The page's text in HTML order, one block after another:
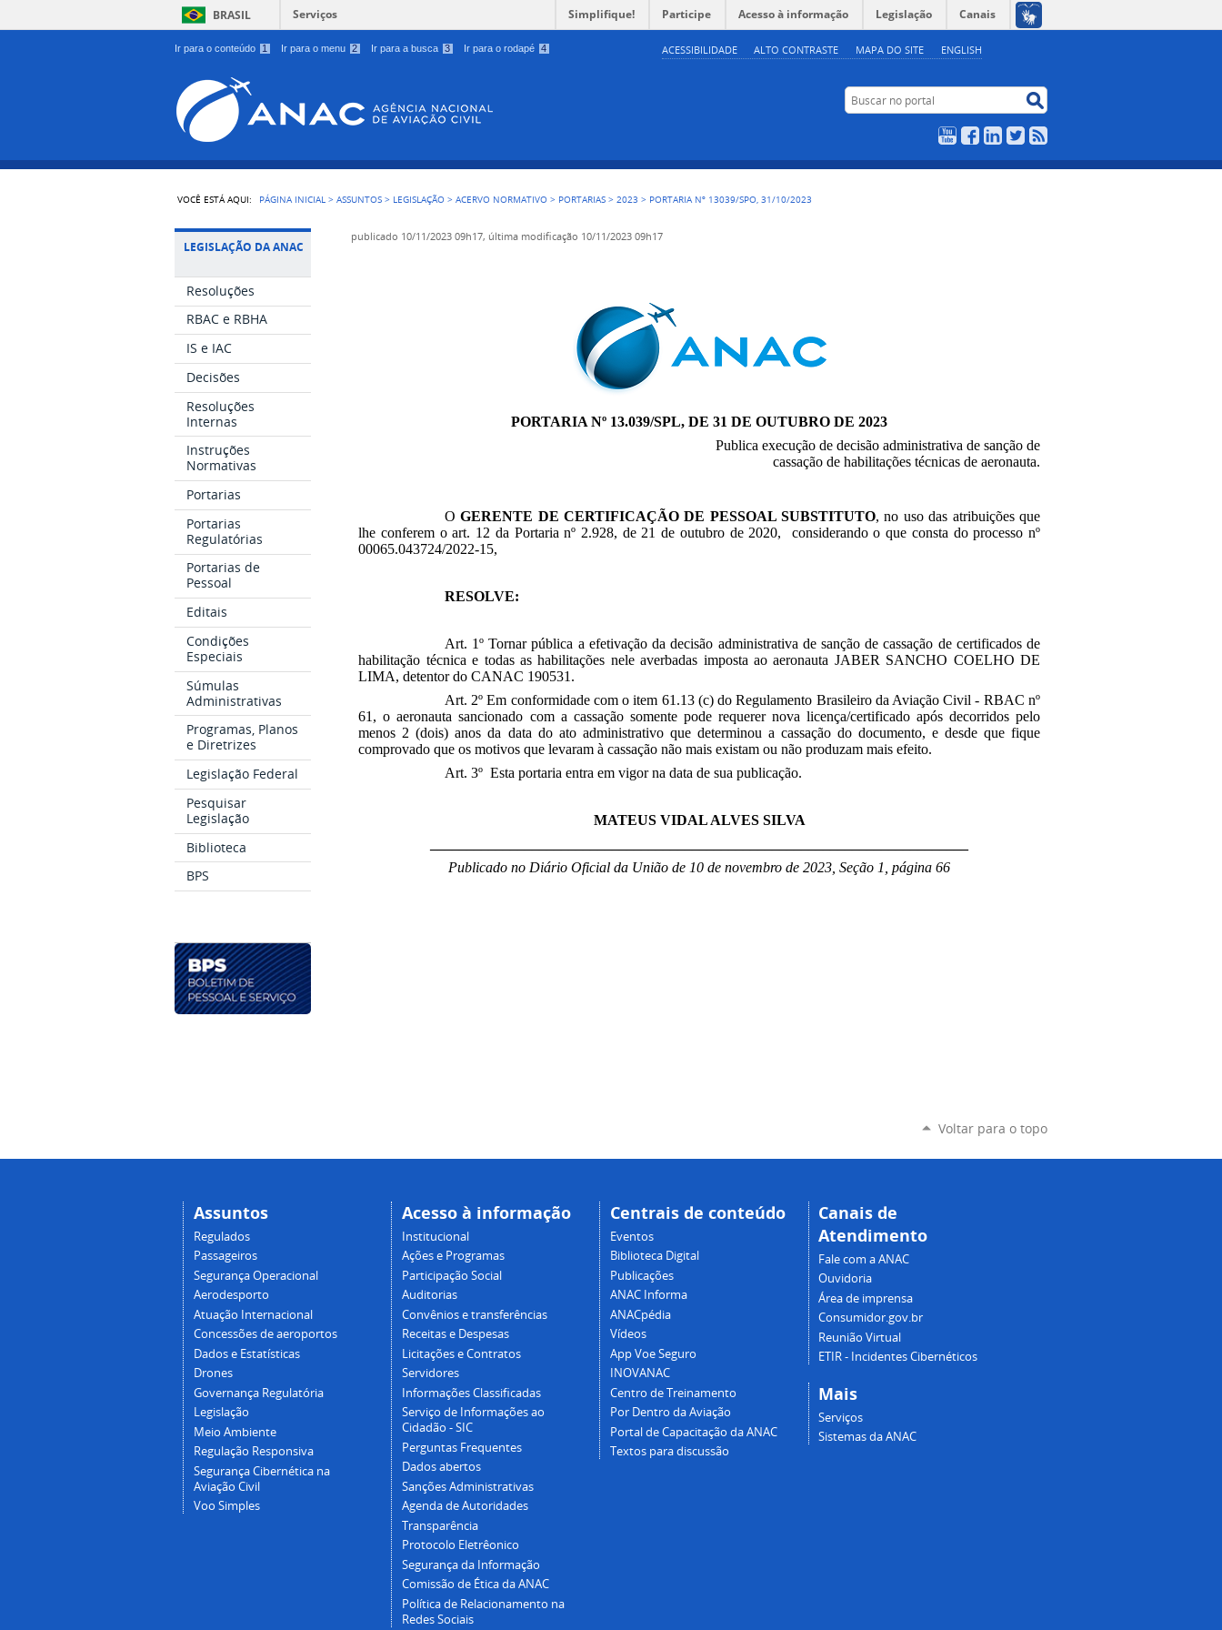
Ir para o conteúdo 1 Ir para o menu 2 Ir para a busca 3 Ir para o rodapé 4 ACESSIBILIDADE ALTO CONTRASTE MAPA DO SITE ENGLISH
BRASIL Serviços Simplifique! Participe Acesso à informação Legislação Canais
Buscar no portal
YouTubeFacebookLinkedIn
Twitter
VOCÊ ESTÁ AQUI: PÁGINA INICIAL >ASSUNTOS > LEGISLAÇÃO >ACERVO NORMATIVO > PORTARIAS >2023 > PORTARIA Nº 13039/SPO, 31/10/2023
LEGISLAÇÃO DA ANAC
Resoluções
RBAC e RBHA
IS e IAC
Decisões
Resoluções
Internas
Instruções
Normativas
Portarias
Portarias
Regulatórias
Portarias de
Pessoal
Editais
Condições
Especiais
Súmulas
Administrativas
Programas, Planos
e Diretrizes
Legislação Federal
Pesquisar
Legislação
Biblioteca
BPS
publicado 10/11/2023 09h17, última modificação 10/11/2023 09h17
PORTARIA Nº 13.039/SPL, DE 31 DE OUTUBRO DE 2023
Publica execução de decisão administrativa de sanção de
cassação de habilitações técnicas de aeronauta.
OGERENTE DE CERTIFICAÇÃO DE PESSOAL SUBSTITUTO, no uso das atribuições que
lhe conferem o art. 12 da Portaria nº 2.928, de 21 de outubro de 2020, considerando o que consta do processo nº
00065.043724/2022-15,
RESOLVE:
Art. 1º Tornar pública a efetivação da decisão administrativa de sanção de cassação de certificados de
habilitação técnica e todas as habilitações nele averbadas imposta ao aeronauta JABER SANCHO COELHO DE
LIMA, detentor do CANAC 190531.
Art. 2º Em conformidade com o item 61.13 (c) do Regulamento Brasileiro da Aviação Civil - RBAC nº
61, o aeronauta sancionado com a cassação somente pode requerer nova licença/certificado após decorridos pelo
menos 2 (dois) anos da data do ato administrativo que determinou a cassação do documento, e desde que fique
comprovado que os motivos que levaram à cassação não mais existam ou não produzam mais efeito.
Art. 3º Esta portaria entra em vigor na data de sua publicação.
MATEUS VIDAL ALVES SILVA
Publicado no Diário Oficial da União de 10 de novembro de 2023, Seção 1, página 66
Voltar para o topo
Assuntos
Regulados
Passageiros
Segurança Operacional
Aerodesporto
Atuação Internacional
Concessões de aeroportos
Dados e Estatísticas
Drones
Governança Regulatória
Legislação
Meio Ambiente
Regulação Responsiva
Segurança Cibernética na
Aviação Civil
Voo Simples
Acesso à informação
Institucional
Ações e Programas
Participação Social
Auditorias
Convênios e transferências
Receitas e Despesas
Licitações e Contratos
Servidores
Informações Classificadas
Serviço de Informações ao
Cidadão - SIC
Perguntas Frequentes
Dados abertos
Sanções Administrativas
Agenda de Autoridades
Transparência
Protocolo Eletrêonico
Segurança da Informação
Comissão de Ética da ANAC
Política de Relacionamento na
Redes Sociais
Centrais de conteúdo
Eventos
Biblioteca Digital
Publicações
ANAC Informa
ANACpédia
Vídeos
App Voe Seguro
INOVANAC
Centro de Treinamento
Por Dentro da Aviação
Portal de Capacitação da ANAC
Textos para discussão
Canais de
Atendimento
Fale com a ANAC
Ouvidoria
Área de imprensa
Consumidor.gov.br
Reunião Virtual
ETIR - Incidentes Cibernéticos
Mais
Serviços
Sistemas da ANAC